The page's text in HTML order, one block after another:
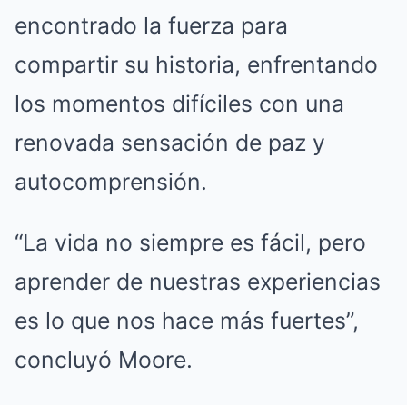
encontrado la fuerza para
compartir su historia, enfrentando
los momentos difíciles con una
renovada sensación de paz y
autocomprensión.
“La vida no siempre es fácil, pero
aprender de nuestras experiencias
es lo que nos hace más fuertes”,
concluyó Moore.